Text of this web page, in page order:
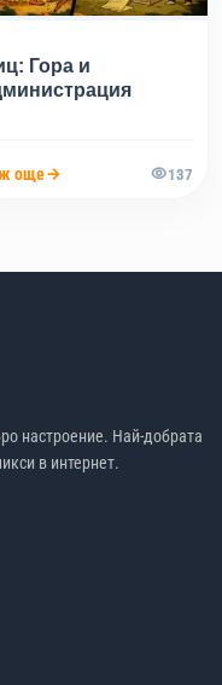
Гора и
още 137
настроение. Най-добрата
в интернет.